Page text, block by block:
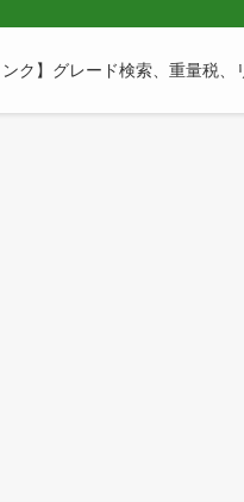
ンク】グレード検索、重量税